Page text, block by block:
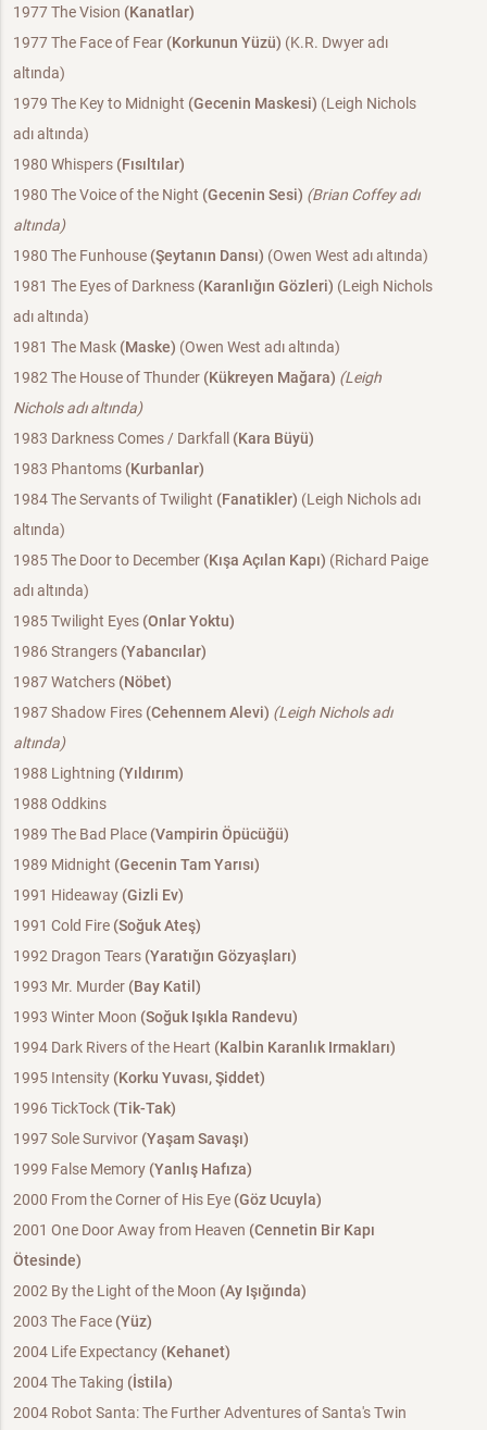
1977 The Vision (Kanatlar)
1977 The Face of Fear (Korkunun Yüzü) (K.R. Dwyer adı
altında)
1979 The Key to Midnight (Gecenin Maskesi) (Leigh Nichols
adı altında)
1980 Whispers (Fısıltılar)
1980 The Voice of the Night (Gecenin Sesi) (Brian Coffey adı
altında)
1980 The Funhouse (Şeytanın Dansı) (Owen West adı altında)
1981 The Eyes of Darkness (Karanlığın Gözleri) (Leigh Nichols
adı altında)
1981 The Mask (Maske) (Owen West adı altında)
1982 The House of Thunder (Kükreyen Mağara) (Leigh
Nichols adı altında)
1983 Darkness Comes / Darkfall (Kara Büyü)
1983 Phantoms (Kurbanlar)
1984 The Servants of Twilight (Fanatikler) (Leigh Nichols adı
altında)
1985 The Door to December (Kışa Açılan Kapı) (Richard Paige
adı altında)
1985 Twilight Eyes (Onlar Yoktu)
1986 Strangers (Yabancılar)
1987 Watchers (Nöbet)
1987 Shadow Fires (Cehennem Alevi) (Leigh Nichols adı
altında)
1988 Lightning (Yıldırım)
1988 Oddkins
1989 The Bad Place (Vampirin Öpücüğü)
1989 Midnight (Gecenin Tam Yarısı)
1991 Hideaway (Gizli Ev)
1991 Cold Fire (Soğuk Ateş)
1992 Dragon Tears (Yaratığın Gözyaşları)
1993 Mr. Murder (Bay Katil)
1993 Winter Moon (Soğuk Işıkla Randevu)
1994 Dark Rivers of the Heart (Kalbin Karanlık Irmakları)
1995 Intensity (Korku Yuvası, Şiddet)
1996 TickTock (Tik-Tak)
1997 Sole Survivor (Yaşam Savaşı)
1999 False Memory (Yanlış Hafıza)
2000 From the Corner of His Eye (Göz Ucuyla)
2001 One Door Away from Heaven (Cennetin Bir Kapı
Ötesinde)
2002 By the Light of the Moon (Ay Işığında)
2003 The Face (Yüz)
2004 Life Expectancy (Kehanet)
2004 The Taking (İstila)
2004 Robot Santa: The Further Adventures of Santa's Twin